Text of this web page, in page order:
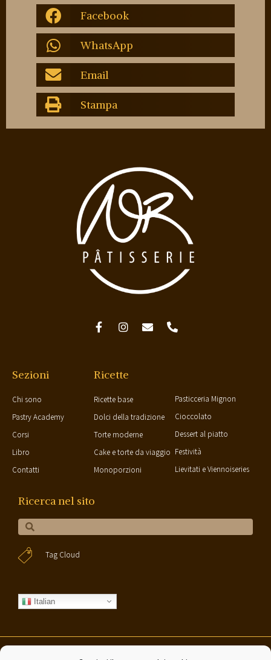
Facebook
WhatsApp
Email
Stampa
Sezioni
Chi sono
Pastry Academy
Corsi
Libro
Contatti
Ricette
Ricette base
Dolci della tradizione
Torte moderne
Cake e torte da viaggio
Monoporzioni
Pasticceria Mignon
Cioccolato
Dessert al piatto
Festività
Lievitati e Viennoiseries
Ricerca nel sito
Tag Cloud
Italian